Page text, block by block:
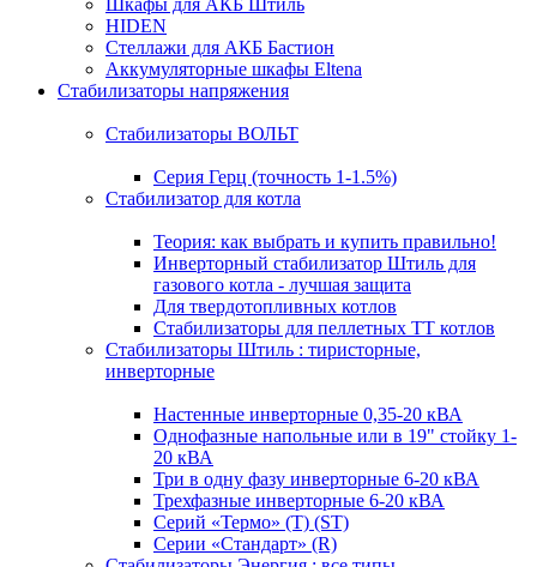
Шкафы для АКБ Штиль
HIDEN
Стеллажи для АКБ Бастион
Аккумуляторные шкафы Eltena
Стабилизаторы напряжения
Стабилизаторы ВОЛЬТ
Серия Герц (точность 1-1.5%)
Стабилизатор для котла
Теория: как выбрать и купить правильно!
Инверторный стабилизатор Штиль для
газового котла - лучшая защита
Для твердотопливных котлов
Стабилизаторы для пеллетных ТТ котлов
Стабилизаторы Штиль : тиристорные,
инверторные
Настенные инверторные 0,35-20 кВА
Однофазные напольные или в 19" стойку 1-
20 кВА
Три в одну фазу инверторные 6-20 кВА
Трехфазные инверторные 6-20 кВА
Серий «Термо» (T) (ST)
Серии «Стандарт» (R)